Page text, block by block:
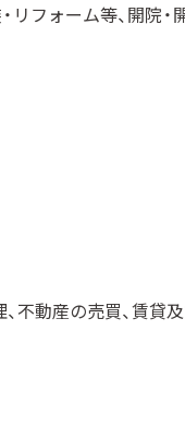
フォーム等、開院
不動産の売買、賃貸